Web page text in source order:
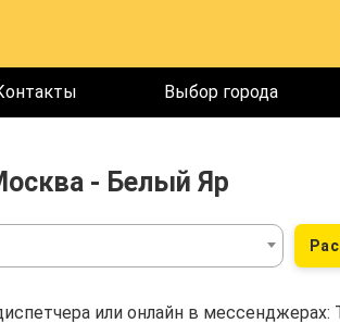
Выбор города
- Белый Яр
или онлайн в мессенджерах: